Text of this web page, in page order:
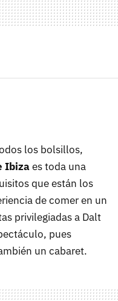
los bolsillos,
Ibizaes toda una
que están los
de comer en un
privilegiadas a Dalt
pues
un cabaret.